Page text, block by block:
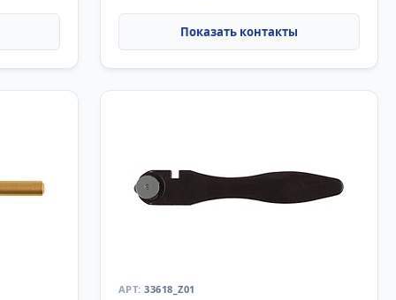
33618_Z01